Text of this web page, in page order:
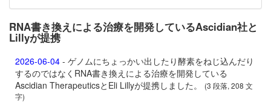
RNA書き換えによる治療を開発しているAscidian社と
Lillyが提携
2026-06-04 - ゲノムにちょっかい出したり酵素をねじ込んだり
するのではなくRNA書き換えによる治療を開発している
Ascidian TherapeuticsとEli Lillyが提携しました。
(3 段落, 208 文
字)